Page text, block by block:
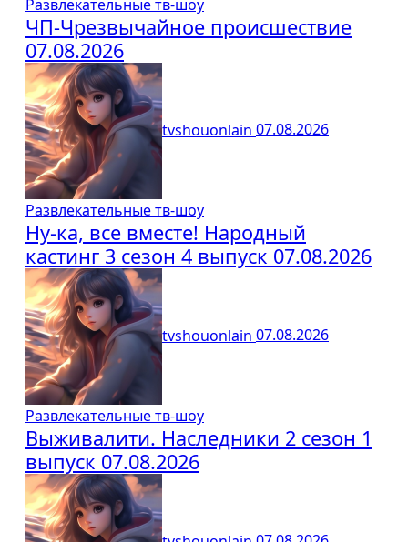
Развлекательные тв-шоу
ЧП-Чрезвычайное происшествие
07.08.2026
tvshouonlain 07.08.2026
Развлекательные тв-шоу
Ну-ка, все вместе! Народный
кастинг 3 сезон 4 выпуск 07.08.2026
tvshouonlain 07.08.2026
Развлекательные тв-шоу
Выживалити. Наследники 2 сезон 1
выпуск 07.08.2026